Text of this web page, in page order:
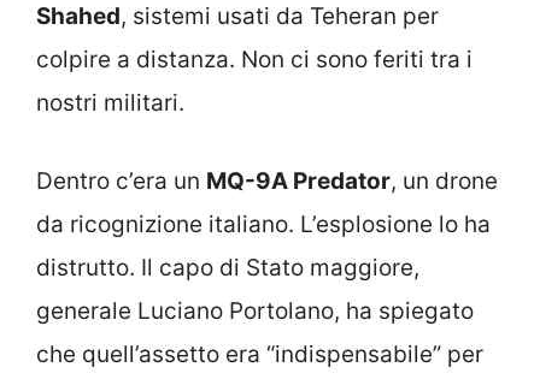
Shahed, sistemi usati da Teheran per
colpire a distanza. Non ci sono feriti tra i
nostri militari.
Dentro c’era un MQ-9A Predator, un drone
da ricognizione italiano. L’esplosione lo ha
distrutto. Il capo di Stato maggiore,
generale Luciano Portolano, ha spiegato
che quell’assetto era “indispensabile” per